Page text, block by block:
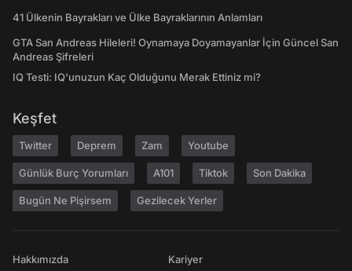
41 Ülkenin Bayrakları ve Ülke Bayraklarının Anlamları
GTA San Andreas Hileleri! Oynamaya Doyamayanlar İçin Güncel San
Andreas Şifreleri
IQ Testi: IQ'unuzun Kaç Olduğunu Merak Ettiniz mi?
Keşfet
Twitter Deprem Zam Youtube
Günlük Burç Yorumları A101 Tiktok Son Dakika
Bugün Ne Pişirsem Gezilecek Yerler
Hakkımızda
Kariyer